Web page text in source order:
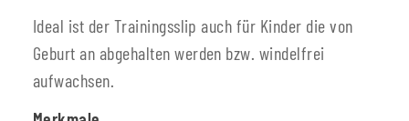
Ideal ist der Trainingsslip auch für Kinder die von
Geburt an abgehalten werden bzw. windelfrei
aufwachsen.